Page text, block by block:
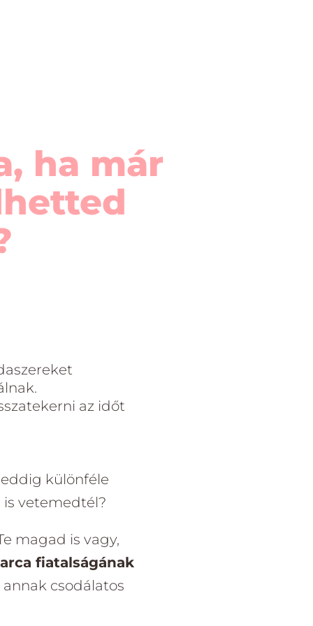
ha már
az időt
különféle
vetemedtél?
magad is vagy,
fiatalságának
csodálatos